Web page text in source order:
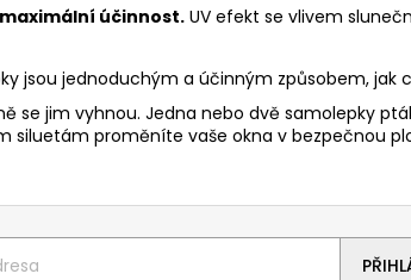
účinnost. UV efekt se vlivem
jsou jednoduchým a účinným způsobem, jak
se jim vyhnou. Jedna nebo dvě samolepky
siluetám proměníte vaše okna v bezpečnou